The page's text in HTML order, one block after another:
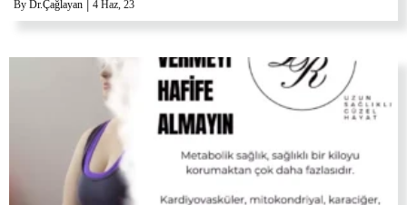
By Dr.Çağlayan 4 Haz, 23